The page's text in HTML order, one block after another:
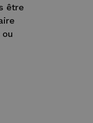
être